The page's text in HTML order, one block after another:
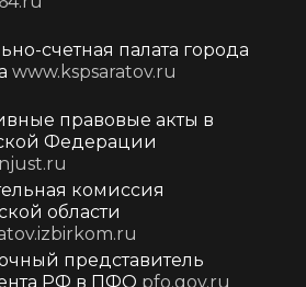
счетная палата города
www.kspsaratov.ru
правовые акты в
Федерации
комиссия
области
представитель
РФ в ПФО pfo.gov.ru